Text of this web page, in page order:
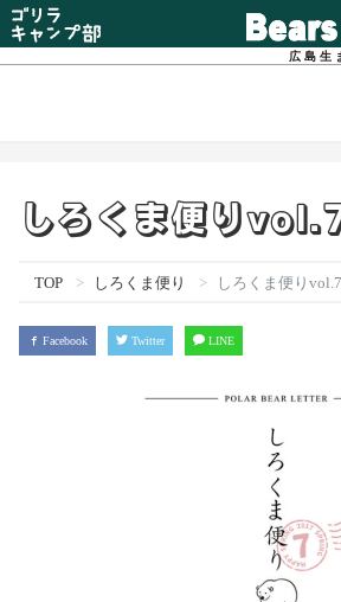
広島生
しろくま便り
TOP しろくま便り しろくま便り
Facebook Twitter LINE